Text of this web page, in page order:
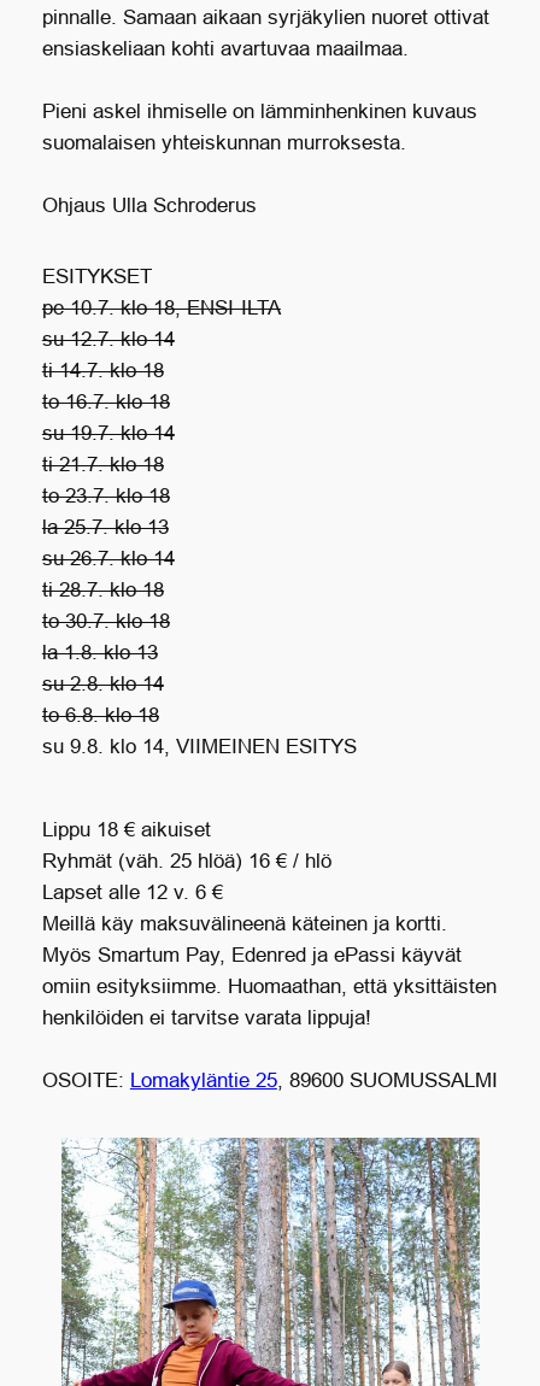
pinnalle. Samaan aikaan syrjäkylien nuoret ottivat
ensiaskeliaan kohti avartuvaa maailmaa.
Pieni askel ihmiselle on lämminhenkinen kuvaus
suomalaisen yhteiskunnan murroksesta.
Ohjaus Ulla Schroderus
ESITYKSET
pe 10.7. klo 18, ENSI-ILTA
su 12.7. klo 14
ti 14.7. klo 18
to 16.7. klo 18
su 19.7. klo 14
ti 21.7. klo 18
to 23.7. klo 18
la 25.7. klo 13
su 26.7. klo 14
ti 28.7. klo 18
to 30.7. klo 18
la 1.8. klo 13
su 2.8. klo 14
to 6.8. klo 18
su 9.8. klo 14, VIIMEINEN ESITYS
Lippu 18 € aikuiset
Ryhmät (väh. 25 hlöä) 16 € / hlö
Lapset alle 12 v. 6 €
Meillä käy maksuvälineenä käteinen ja kortti.
Myös Smartum Pay, Edenred ja ePassi käyvät
omiin esityksiimme. Huomaathan, että yksittäisten
henkilöiden ei tarvitse varata lippuja!
OSOITE: Lomakyläntie 25, 89600 SUOMUSSALMI